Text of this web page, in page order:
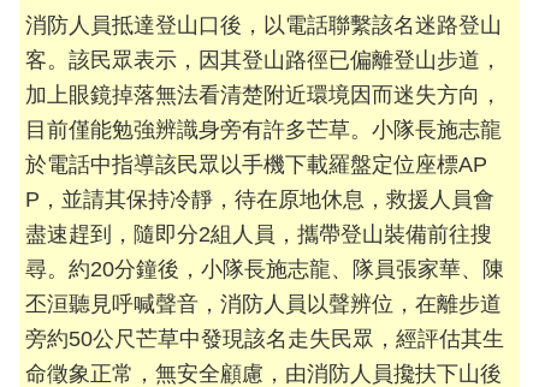
榮
譽
榜
聯
絡
資
訊
相
關
連
結
消防人員抵達登山口後，以電話聯繫該名迷路登山
客。該民眾表示，因其登山路徑已偏離登山步道，
加上眼鏡掉落無法看清楚附近環境因而迷失方向，
目前僅能勉強辨識身旁有許多芒草。小隊長施志龍
於電話中指導該民眾以手機下載羅盤定位座標AP
P，並請其保持冷靜，待在原地休息，救援人員會
盡速趕到，隨即分2組人員，攜帶登山裝備前往搜
尋。約20分鐘後，小隊長施志龍、隊員張家華、陳
丕洹聽見呼喊聲音，消防人員以聲辨位，在離步道
旁約50公尺芒草中發現該名走失民眾，經評估其生
命徵象正常，無安全顧慮，由消防人員攙扶下山後